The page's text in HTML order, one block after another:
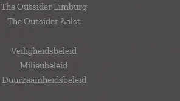
The Outsider Limburg
The Outsider Aalst
Veiligheidsbeleid
Milieubeleid
Duurzaamheidsbeleid